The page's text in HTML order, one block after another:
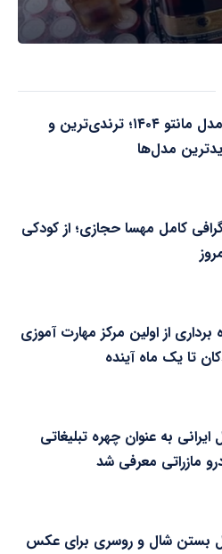
۱۵ مدل مانتو ۱۴۰۴؛ ترندی‌ترین و
مدل‌ها
کامل مهسا حجازی؛ از کودکی
برداری از اولین مرکز مهارت آموزی
تا یک ماه آینده
ایرانی به عنوان چهره تبلیغاتی
مازراتی معرفی شد
بستن شال و روسری برای عکس